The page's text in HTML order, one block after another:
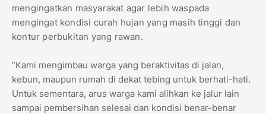
mengingatkan masyarakat agar lebih waspada
mengingat kondisi curah hujan yang masih tinggi dan
kontur perbukitan yang rawan.
“Kami mengimbau warga yang beraktivitas di jalan,
kebun, maupun rumah di dekat tebing untuk berhati-hati.
Untuk sementara, arus warga kami alihkan ke jalur lain
sampai pembersihan selesai dan kondisi benar-benar